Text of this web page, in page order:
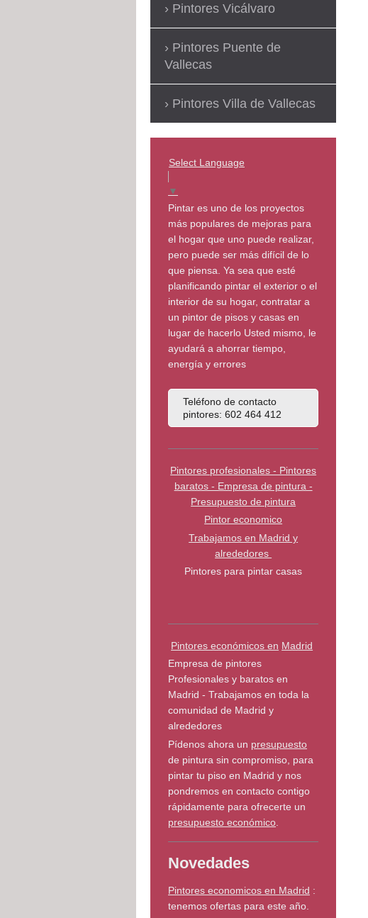
Pintores Vicálvaro
Pintores Puente de
Vallecas
Pintores Villa de Vallecas
Select Language
▼
Pintar es uno de los proyectos
más populares de mejoras para
el hogar que uno puede realizar,
pero puede ser más difícil de lo
que piensa. Ya sea que esté
planificando pintar el exterior o el
interior de su hogar, contratar a
un pintor de pisos y casas en
lugar de hacerlo Usted mismo, le
ayudará a ahorrar tiempo,
energía y errores
Teléfono de contacto
pintores: 602 464 412
Pintores profesionales - Pintores
baratos - Empresa de pintura -
Presupuesto de pintura
Pintor economico
Trabajamos en Madrid y
alrededores
Pintores para pintar casas
Pintores económicos en Madrid
Empresa de pintores
Profesionales y baratos en
Madrid - Trabajamos en toda la
comunidad de Madrid y
alrededores
Pídenos ahora un presupuesto
de pintura sin compromiso, para
pintar tu piso en Madrid y nos
pondremos en contacto contigo
rápidamente para ofrecerte un
presupuesto económico
Novedades
Pintores economicos en Madrid :
tenemos ofertas para este año.